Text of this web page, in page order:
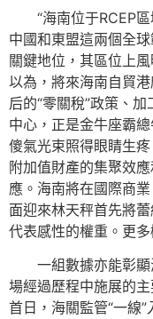
“海南位于RCEP
中國和東盟這兩個全
關鍵地位，其區位上
以為，將來海南自貿
后的“零關稅”政策、
中心，正是金牛座霸
傻氣光束照得眼睛生
附加值財產的集聚效應
應。海南將在國際商
面迎來林天秤首先將
代表感性的權重。更多
一組數據亦能彰
場經過歷程中施展的
首日，海關監管“一線